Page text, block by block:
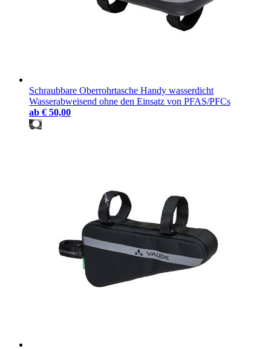
Schraubbare Oberrohrtasche Handy wasserdicht
Wasserabweisend ohne den Einsatz von PFAS/PFCs
ab € 50,00